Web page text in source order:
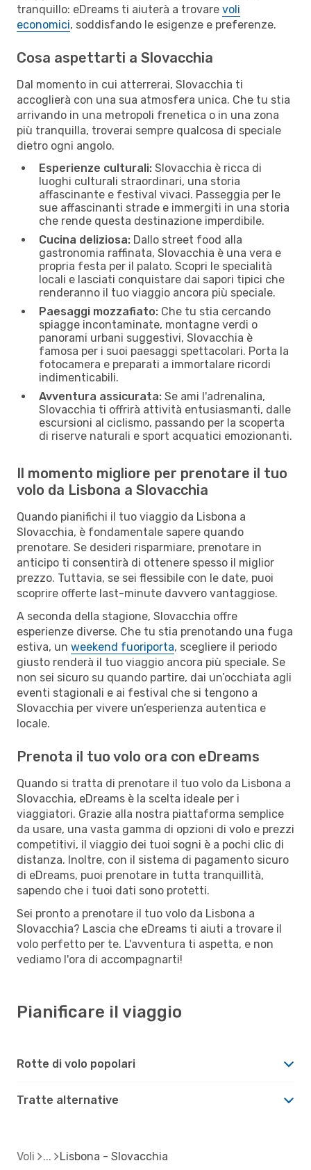
tranquillo: eDreams ti aiuterà a trovare voli
economici, soddisfando le esigenze e preferenze.
Cosa aspettarti a Slovacchia
Dal momento in cui atterrerai, Slovacchia ti
accoglierà con una sua atmosfera unica. Che tu stia
arrivando in una metropoli frenetica o in una zona
più tranquilla, troverai sempre qualcosa di speciale
dietro ogni angolo.
Esperienze culturali: Slovacchia è ricca di
luoghi culturali straordinari, una storia
affascinante e festival vivaci. Passeggia per le
sue affascinanti strade e immergiti in una storia
che rende questa destinazione imperdibile.
Cucina deliziosa: Dallo street food alla
gastronomia raffinata, Slovacchia è una vera e
propria festa per il palato. Scopri le specialità
locali e lasciati conquistare dai sapori tipici che
renderanno il tuo viaggio ancora più speciale.
Paesaggi mozzafiato: Che tu stia cercando
spiagge incontaminate, montagne verdi o
panorami urbani suggestivi, Slovacchia è
famosa per i suoi paesaggi spettacolari. Porta la
fotocamera e preparati a immortalare ricordi
indimenticabili.
Avventura assicurata: Se ami l'adrenalina,
Slovacchia ti offrirà attività entusiasmanti, dalle
escursioni al ciclismo, passando per la scoperta
di riserve naturali e sport acquatici emozionanti.
Il momento migliore per prenotare il tuo
volo da Lisbona a Slovacchia
Quando pianifichi il tuo viaggio da Lisbona a
Slovacchia, è fondamentale sapere quando
prenotare. Se desideri risparmiare, prenotare in
anticipo ti consentirà di ottenere spesso il miglior
prezzo. Tuttavia, se sei flessibile con le date, puoi
scoprire offerte last-minute davvero vantaggiose.
A seconda della stagione, Slovacchia offre
esperienze diverse. Che tu stia prenotando una fuga
estiva, un weekend fuoriporta, scegliere il periodo
giusto renderà il tuo viaggio ancora più speciale. Se
non sei sicuro su quando partire, dai un’occhiata agli
eventi stagionali e ai festival che si tengono a
Slovacchia per vivere un’esperienza autentica e
locale.
Prenota il tuo volo ora con eDreams
Quando si tratta di prenotare il tuo volo da Lisbona a
Slovacchia, eDreams è la scelta ideale per i
viaggiatori. Grazie alla nostra piattaforma semplice
da usare, una vasta gamma di opzioni di volo e prezzi
competitivi, il viaggio dei tuoi sogni è a pochi clic di
distanza. Inoltre, con il sistema di pagamento sicuro
di eDreams, puoi prenotare in tutta tranquillità,
sapendo che i tuoi dati sono protetti.
Sei pronto a prenotare il tuo volo da Lisbona a
Slovacchia? Lascia che eDreams ti aiuti a trovare il
volo perfetto per te. L'avventura ti aspetta, e non
vediamo l'ora di accompagnarti!
Pianificare il viaggio
Rotte di volo popolari
Tratte alternative
Voli Lisbona - Slovacchia